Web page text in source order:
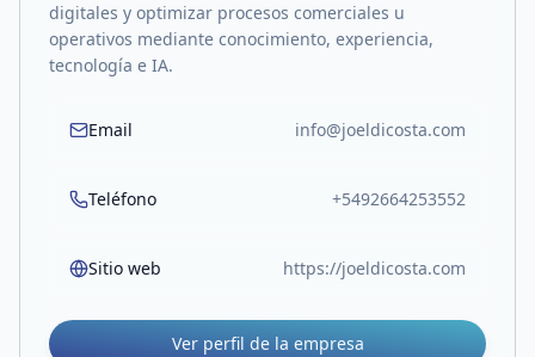
digitales y optimizar procesos comerciales u
operativos mediante conocimiento, experiencia,
tecnología e IA.
Email info@joeldicosta.com
Teléfono +5492664253552
Sitio web https://joeldicosta.com
Ver perfil de la empresa